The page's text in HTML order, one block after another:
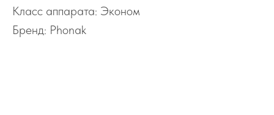
Класс аппарата: Эконом
Бренд: Phonak